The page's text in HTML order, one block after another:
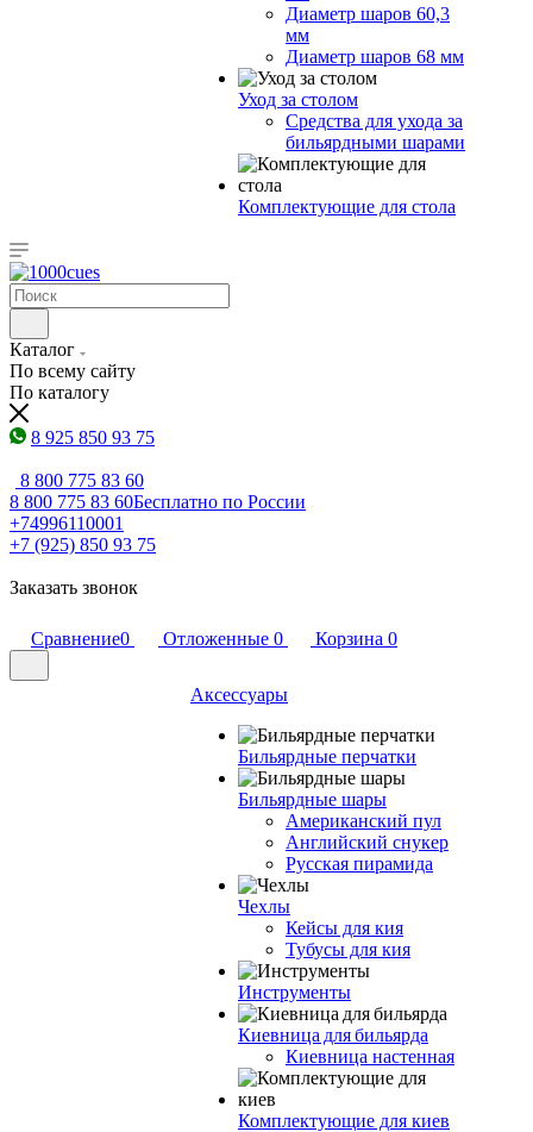
Диаметр шаров 60,3
мм
Диаметр шаров 68 мм
Уход за столом
Средства для ухода за
бильярдными шарами
Комплектующие для стола
Каталог
По всему сайту
По каталогу
8 925 850 93 75
8 800 775 83 60
8 800 775 83 60Бесплатно по России
+74996110001
+7 (925) 850 93 75
Заказать звонок
Сравнение0 Отложенные 0 Корзина 0
Аксессуары
Бильярдные перчатки
Бильярдные шары
Американский пул
Английский снукер
Русская пирамида
Чехлы
Кейсы для кия
Тубусы для кия
Инструменты
Киевница для бильярда
Киевница настенная
Комплектующие для киев